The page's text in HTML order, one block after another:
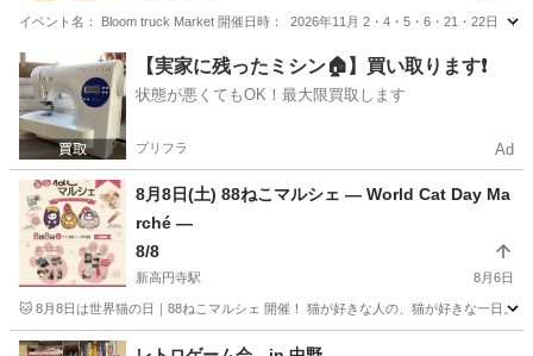
イベント名： Bloom truck Market 開催日時： 2026年11月 2・4・5・6・21・22日
八王子市 京王八王子駅 地域/お祭り Bloom
【実家に残ったミシン🏠】買い取ります❗️
状態が悪くてもOK！最大限買取します
プリフラ Ad
8月8日(土) 88ねこマルシェ — World Cat Day Ma
rché —
8/8
新高円寺駅 8月6日
🐱 8月8日は世界猫の日｜88ねこマルシェ 開催！ 猫が好きな人の、猫が好きな一日。
東京 杉並区 新高円寺駅 地域/お祭り